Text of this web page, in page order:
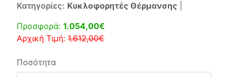
Κατηγορίες: Κυκλοφορητές Θέρμανσης
Προσφορά: 1.054,00€
Αρχική Τιμή: 1.612,00€
Ποσότητα